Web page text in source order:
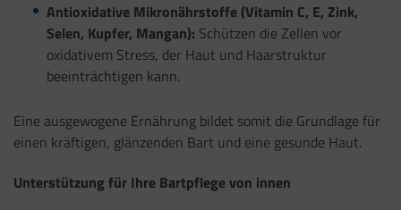
Antioxidative Mikronährstoffe (Vitamin C, E, Zink,
Selen, Kupfer, Mangan): Schützen die Zellen vor
oxidativem Stress, der Haut und Haarstruktur
beeinträchtigen kann.
Eine ausgewogene Ernährung bildet somit die Grundlage für
einen kräftigen, glänzenden Bart und eine gesunde Haut.
Unterstützung für Ihre Bartpflege von innen